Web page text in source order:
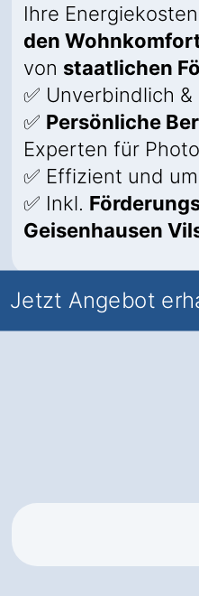
Ihre
den
von staatlichen
✅ Unverbindlich &
✅ Persönliche
Experten für
✅ Effizient und
✅ Inkl.
Geisenhausen
Jetzt Angebot